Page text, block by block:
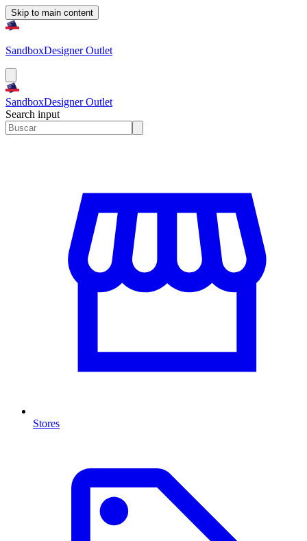
Skip to main content
SandboxDesigner Outlet
SandboxDesigner Outlet
Search input
Stores